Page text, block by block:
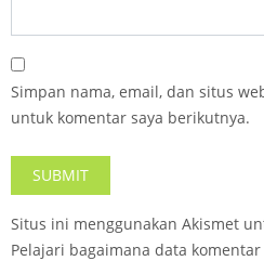
Simpan nama, email, dan situs
untuk komentar saya berikutnya.
Situs ini menggunakan Akismet
Pelajari bagaimana data